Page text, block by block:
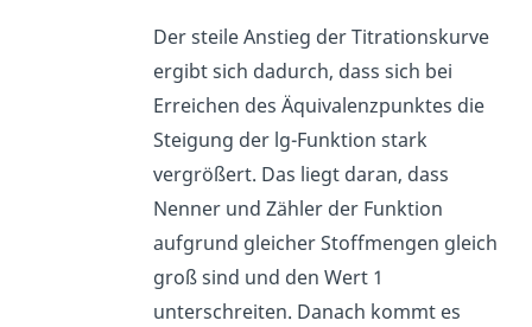
Der steile Anstieg der Titrationskurve
ergibt sich dadurch, dass sich bei
Erreichen des Äquivalenzpunktes die
Steigung der lg-Funktion stark
vergrößert. Das liegt daran, dass
Nenner und Zähler der Funktion
aufgrund gleicher Stoffmengen gleich
groß sind und den Wert 1
unterschreiten. Danach kommt es